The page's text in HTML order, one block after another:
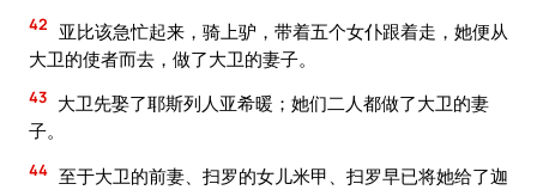
42
亚比该急忙起来，骑上驴，带着五个女仆跟着走，她便从
大卫的使者而去，做了大卫的妻子。
43 大卫先娶了耶斯列人亚希暖；她们二人都做了大卫的妻
子。
44 至于大卫的前妻、扫罗的女儿米甲、扫罗早已将她给了迦